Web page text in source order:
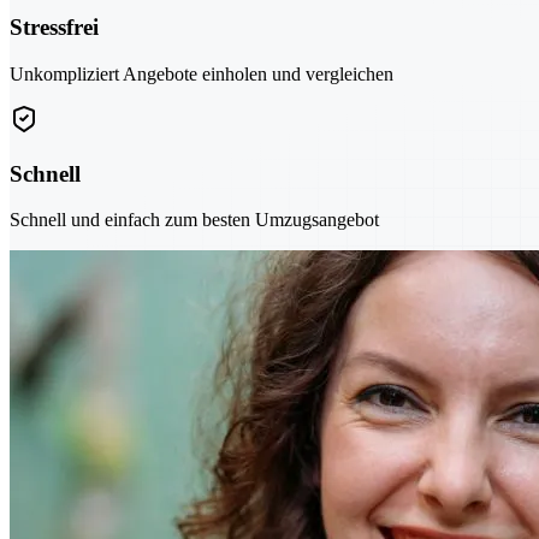
Stressfrei
Unkompliziert Angebote einholen und vergleichen
Schnell
Schnell und einfach zum besten Umzugsangebot